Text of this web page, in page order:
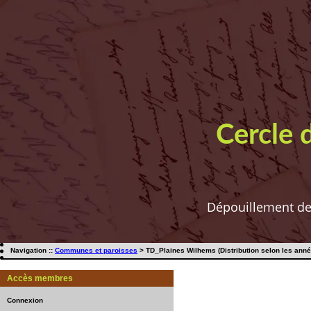
Cercle
Dépouillement
Navigation :: Communes et paroisses > TD_Plaines Wilhems (Distribution selon les
Accès membres
Connexion